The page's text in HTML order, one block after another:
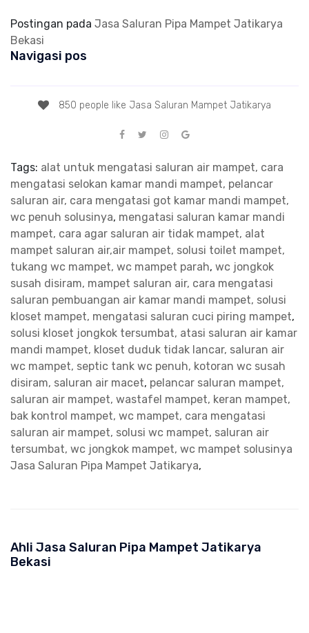
Postingan pada Jasa Saluran Pipa Mampet Jatikarya
Bekasi
Navigasi pos
850 people like Jasa Saluran Mampet Jatikarya
Tags: alat untuk mengatasi saluran air mampet, cara
mengatasi selokan kamar mandi mampet, pelancar
saluran air, cara mengatasi got kamar mandi mampet,
wc penuh solusinya, mengatasi saluran kamar mandi
mampet, cara agar saluran air tidak mampet, alat
mampet saluran air,air mampet, solusi toilet mampet,
tukang wc mampet, wc mampet parah, wc jongkok
susah disiram, mampet saluran air, cara mengatasi
saluran pembuangan air kamar mandi mampet, solusi
kloset mampet, mengatasi saluran cuci piring mampet,
solusi kloset jongkok tersumbat, atasi saluran air kamar
mandi mampet, kloset duduk tidak lancar, saluran air
wc mampet, septic tank wc penuh, kotoran wc susah
disiram, saluran air macet, pelancar saluran mampet,
saluran air mampet, wastafel mampet, keran mampet,
bak kontrol mampet, wc mampet, cara mengatasi
saluran air mampet, solusi wc mampet, saluran air
tersumbat, wc jongkok mampet, wc mampet solusinya
Jasa Saluran Pipa Mampet Jatikarya,
Ahli Jasa Saluran Pipa Mampet Jatikarya
Bekasi